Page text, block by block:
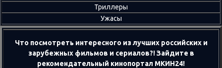
Триллеры
Ужасы
Что посмотреть интересного из лучших российских и
зарубежных фильмов и сериалов?! Зайдите в
рекомендательный кинопортал МКИН24!